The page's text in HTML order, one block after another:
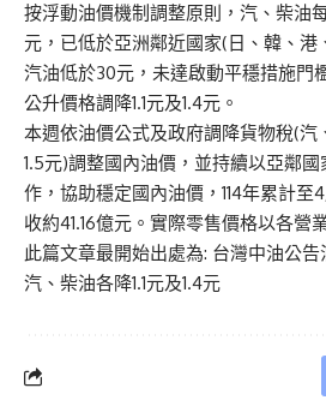
按浮動油價機制調整原則，汽、柴油
元，已低於亞洲鄰近國家(日、韓、
汽油低於30元，未達啟動平穩措施門
公升價格調降1.1元及1.4元。
本週依油價公式及政府調降貨物稅(汽
1.5元)調整國內油價，並持續以亞鄰
作，協助穩定國內油價，114年累計至
收約41.16億元。實際零售價格以各營
此篇文章最開始出處為: 台灣中油公
汽、柴油各降1.1元及1.4元